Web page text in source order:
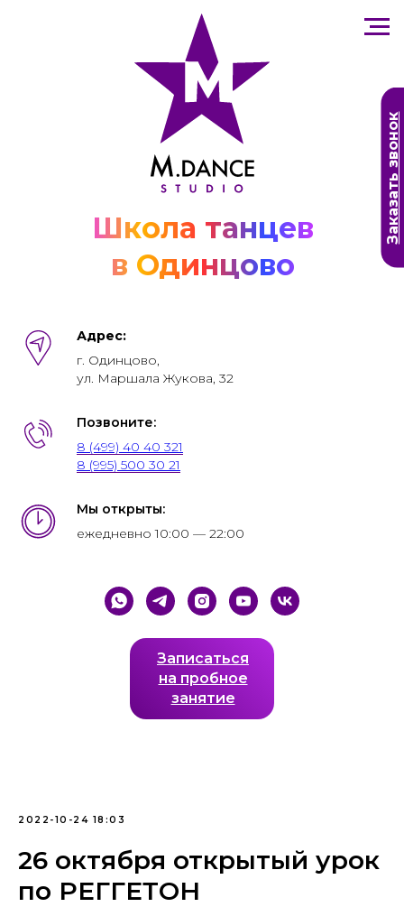
Школа танцев
в Одинцово
Адрес:
г. Одинцово,
ул. Маршала Жукова, 32
Позвоните:
8 (499) 40 40 321
8 (995) 500 30 21
Мы открыты:
ежедневно 10:00 — 22:00
Записаться
на пробное
занятие
Заказать звонок
2022-10-24 18:03
26 октября открытый урок
по РЕГГЕТОН